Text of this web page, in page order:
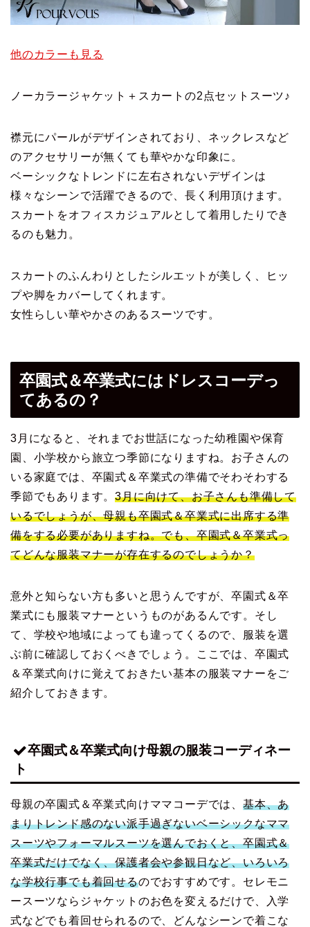
他のカラーも見る
ノーカラージャケット＋スカートの2点セットスーツ♪
襟元にパールがデザインされており、ネックレスなど
のアクセサリーが無くても華やかな印象に。
ベーシックなトレンドに左右されないデザインは
様々なシーンで活躍できるので、長く利用頂けます。
スカートをオフィスカジュアルとして着用したりでき
るのも魅力。
スカートのふんわりとしたシルエットが美しく、ヒッ
プや脚をカバーしてくれます。
女性らしい華やかさのあるスーツです。
卒園式＆卒業式にはドレスコーデっ
てあるの？
3月になると、それまでお世話になった幼稚園や保育
園、小学校から旅立つ季節になりますね。お子さんの
いる家庭では、卒園式＆卒業式の準備でそわそわする
季節でもあります。3月に向けて、お子さんも準備して
いるでしょうが、母親も卒園式＆卒業式に出席する準
備をする必要がありますね。でも、卒園式＆卒業式っ
てどんな服装マナーが存在するのでしょうか？
意外と知らない方も多いと思うんですが、卒園式＆卒
業式にも服装マナーというものがあるんです。そし
て、学校や地域によっても違ってくるので、服装を選
ぶ前に確認しておくべきでしょう。ここでは、卒園式
＆卒業式向けに覚えておきたい基本の服装マナーをご
紹介しておきます。
卒園式＆卒業式向け母親の服装コーディネー
ト
母親の卒園式＆卒業式向けママコーデでは、 基本、あ
まりトレンド感のない派手過ぎないベーシックなママ
スーツやフォーマルスーツを選んでおくと、卒園式＆
卒業式だけでなく、保護者会や参観日など、いろいろ
な学校行事でも着回せるのでおすすめです。セレモニ
ースーツならジャケットのお色を変えるだけで、入学
式などでも着回せられるので、どんなシーンで着こな